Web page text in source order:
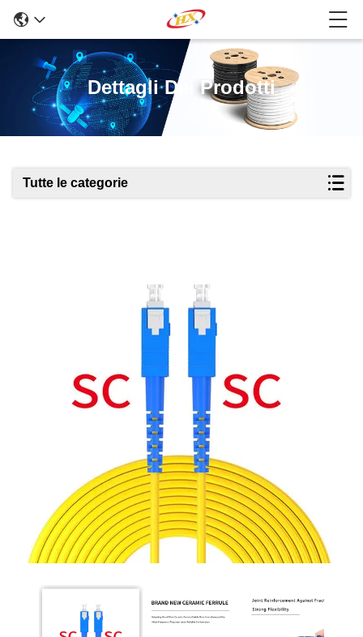
Dettagli Dei Prodotti
Tutte le categorie